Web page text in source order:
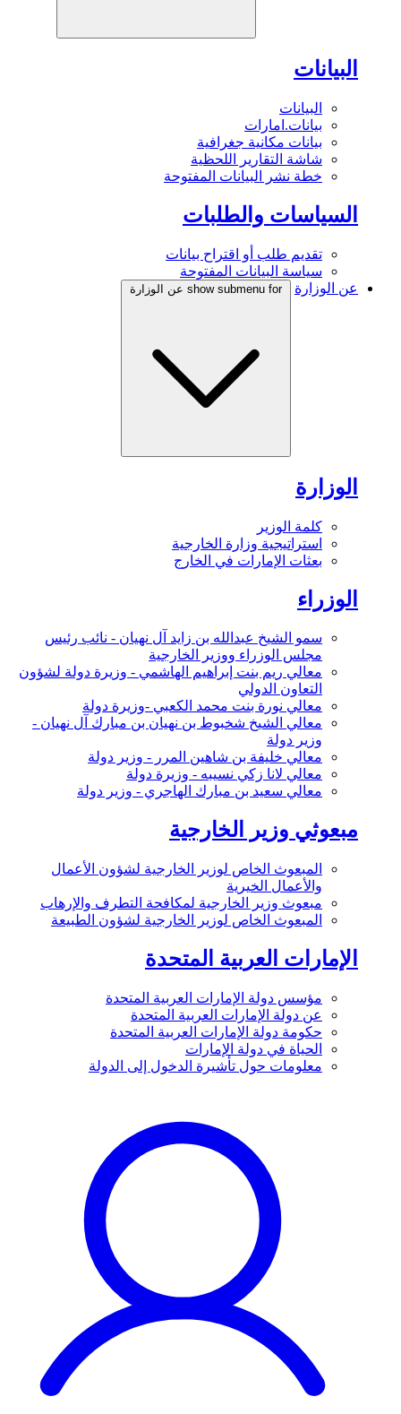
البيانات
البيانات
بيانات.امارات
بيانات مكانية جغرافية
شاشة التقارير اللحظية
خطة نشر البيانات المفتوحة
السياسات والطلبات
تقديم طلب أو اقتراح بيانات
سياسة البيانات المفتوحة
عن الوزارة
show submenu for عن الوزارة
الوزارة
كلمة الوزير
استراتيجية وزارة الخارجية
بعثات الإمارات في الخارج
الوزراء
سمو الشيخ عبدالله بن زايد آل نهيان - نائب رئيس
مجلس الوزراء ووزير الخارجية
معالي ريم بنت إبراهيم الهاشمي - وزيرة دولة لشؤون
التعاون الدولي
معالي نورة بنت محمد الكعبي -وزيرة دولة
معالي الشيخ شخبوط بن نهيان بن مبارك آل نهيان -
وزير دولة
معالي خليفة بن شاهين المرر - وزير دولة
معالي لانا زكي نسيبه - وزيرة دولة
معالي سعيد بن مبارك الهاجري - وزير دولة
مبعوثي وزير الخارجية
المبعوث الخاص لوزير الخارجية لشؤون الأعمال
والأعمال الخيرية
مبعوث وزير الخارجية لمكافحة التطرف والإرهاب
المبعوث الخاص لوزير الخارجية لشؤون الطبيعة
الإمارات العربية المتحدة
مؤسس دولة الإمارات العربية المتحدة
عن دولة الإمارات العربية المتحدة
حكومة دولة الإمارات العربية المتحدة
الحياة في دولة الإمارات
معلومات حول تأشيرة الدخول إلى الدولة